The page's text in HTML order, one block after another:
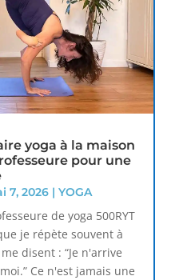
yoga à la maison
pour une
7, 2026| YOGA
de yoga 500RYT
je répète souvent à
disent : “Je n'arrive
Ce n'est jamais une